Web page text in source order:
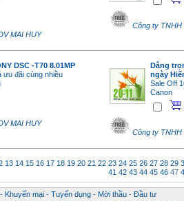
MAI HUY
Công ty TNHH
DSC -T70 8.01MP
ưu đãi cùng nhiều
MAI HUY
Dâng
ngày
Sale Off
Canon
Công ty TNHH
13 14 15 16 17 18 19 20 21 22 23 24 25 26 27 28 29
41 42 43 44 45 46 47
- Khuyến mại - Tuyển dụng - Mời thầu - Đầu tư